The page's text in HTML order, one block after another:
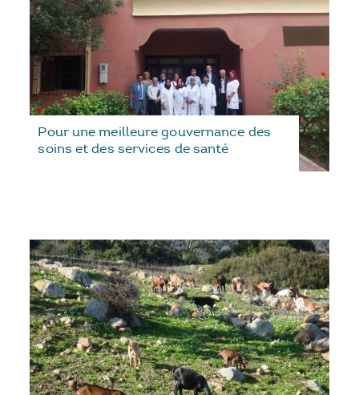
Pour une meilleure gouvernance des
soins et des services de santé